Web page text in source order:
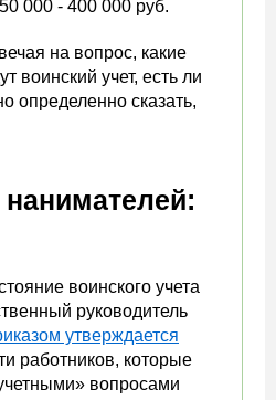
000 - 400 000 руб.
на вопрос, какие
воинский учет, есть ли
определенно сказать,
воинского учета
руководитель
утверждается
работников, которые
вопросами